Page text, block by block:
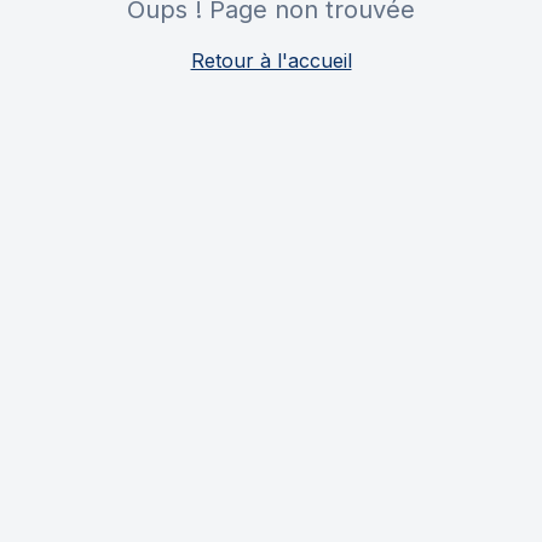
Oups ! Page non trouvée
Retour à l'accueil